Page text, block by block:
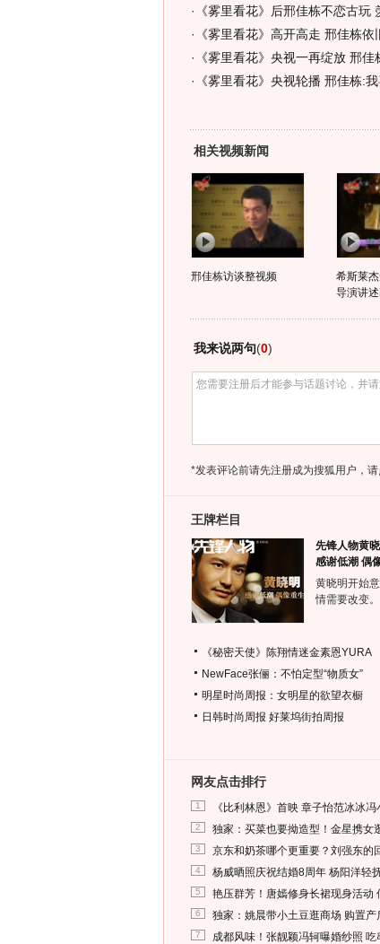
· 《雾里看花》后邢佳栋不恋古玩
· 《雾里看花》高开高走 邢佳栋依
· 《雾里看花》央视一再绽放 邢佳
· 《雾里看花》央视轮播 邢佳栋:
相关视频新闻
邢佳栋访谈整视频
希斯莱
导演讲
我来说两句(0)
*发表评论前请先注册成为搜狐用户，请
王牌栏目
先锋人物黄晓
感谢低潮 偶
黄晓明开始
情需要改变
《秘密天使》陈翔情迷金素恩YURA
NewFace张俪：不怕定型“物质女”
明星时尚周报：女明星的欲望衣橱
日韩时尚周报 好莱坞街拍周报
网友点击排行
1 《比利林恩》首映 章子怡范冰冰
2 独家：买菜也要拗造型！金星携女
3 京东和奶茶哪个更重要？刘强东的
4 杨威晒照庆祝结婚8周年 杨阳洋轻
5 艳压群芳！唐嫣修身长裙现身活动
6 独家：姚晨带小土豆逛商场 购置产
7 成都风味！张靓颖冯轲曝婚纱照 吃